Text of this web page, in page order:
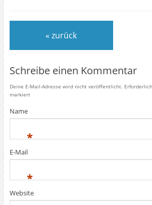
« zurück
Schreibe einen Kommentar
Deine E-Mail-Adresse wird nicht veröffentlicht.
markiert
Name
*
E-Mail
*
Website